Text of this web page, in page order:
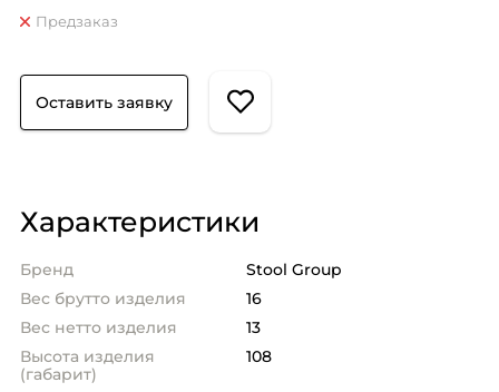
Предзаказ
Оставить заявку
Характеристики
Бренд
Stool Group
Вес брутто изделия
16
Вес нетто изделия
13
Высота изделия
(габарит)
108